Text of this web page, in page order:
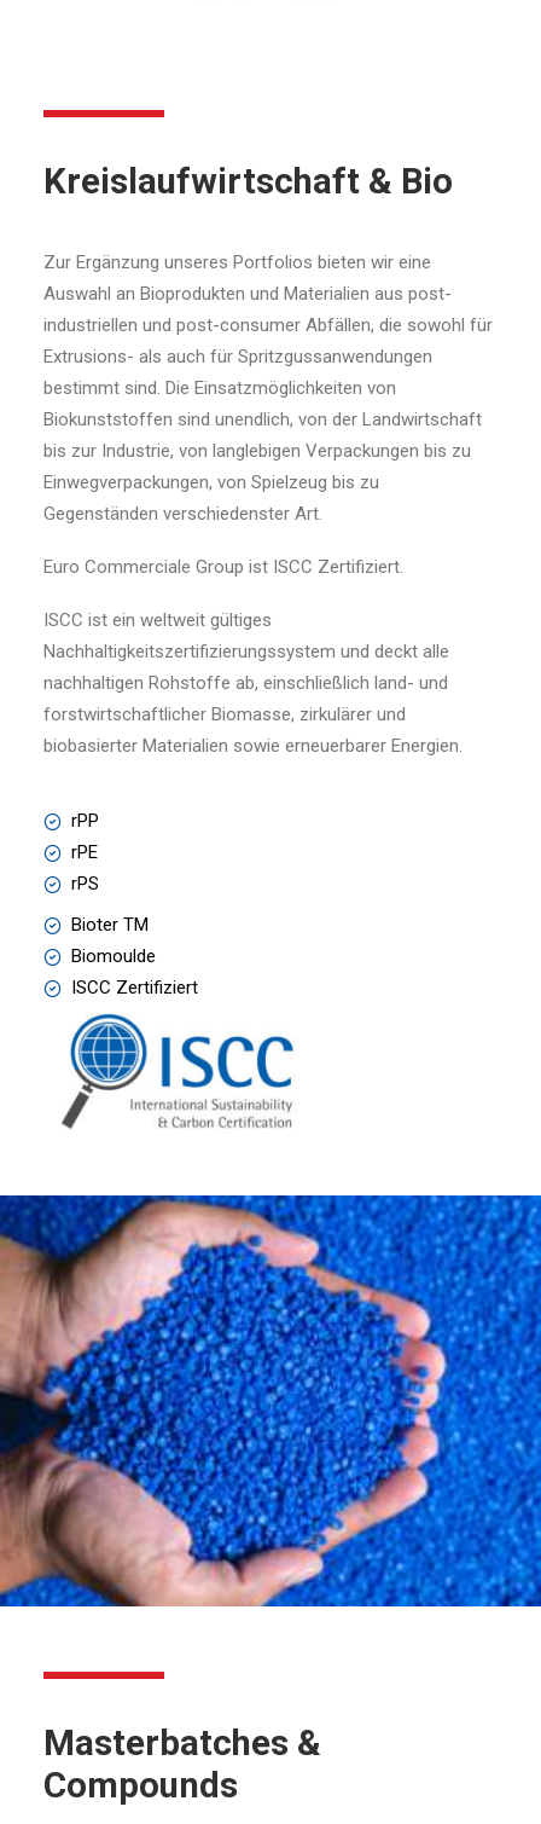
Kreislaufwirtschaft & Bio
Zur Ergänzung unseres Portfolios bieten wir eine
Auswahl an Bioprodukten und Materialien aus post-
industriellen und post-consumer Abfällen, die sowohl für
Extrusions- als auch für Spritzgussanwendungen
bestimmt sind. Die Einsatzmöglichkeiten von
Biokunststoffen sind unendlich, von der Landwirtschaft
bis zur Industrie, von langlebigen Verpackungen bis zu
Einwegverpackungen, von Spielzeug bis zu
Gegenständen verschiedenster Art.
Euro Commerciale Group ist ISCC Zertifiziert.
ISCC ist ein weltweit gültiges
Nachhaltigkeitszertifizierungssystem und deckt alle
nachhaltigen Rohstoffe ab, einschließlich land- und
forstwirtschaftlicher Biomasse, zirkulärer und
biobasierter Materialien sowie erneuerbarer Energien.
rPP
rPE
rPS
Bioter TM
Biomoulde
ISCC Zertifiziert
Masterbatches &
Compounds